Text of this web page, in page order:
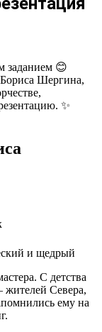
заданием 😊
Шергина,
✨
и щедрый
С детства
Севера,
ему на